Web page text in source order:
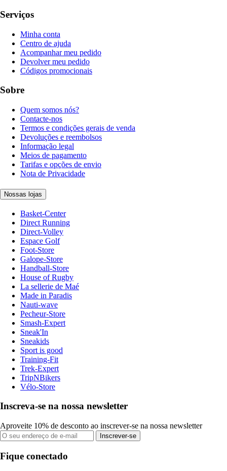
Serviços
Minha conta
Centro de ajuda
Acompanhar meu pedido
Devolver meu pedido
Códigos promocionais
Sobre
Quem somos nós?
Contacte-nos
Termos e condições gerais de venda
Devoluções e reembolsos
Informação legal
Meios de pagamento
Tarifas e opções de envio
Nota de Privacidade
Nossas lojas
Basket-Center
Direct Running
Direct-Volley
Espace Golf
Foot-Store
Galope-Store
Handball-Store
House of Rugby
La sellerie de Maé
Made in Paradis
Nauti-wave
Pecheur-Store
Smash-Expert
Sneak'In
Sneakids
Sport is good
Training-Fit
Trek-Expert
TripNBikers
Vélo-Store
Inscreva-se na nossa newsletter
Aproveite 10% de desconto ao inscrever-se na nossa newsletter
Inscrever-se
Fique conectado